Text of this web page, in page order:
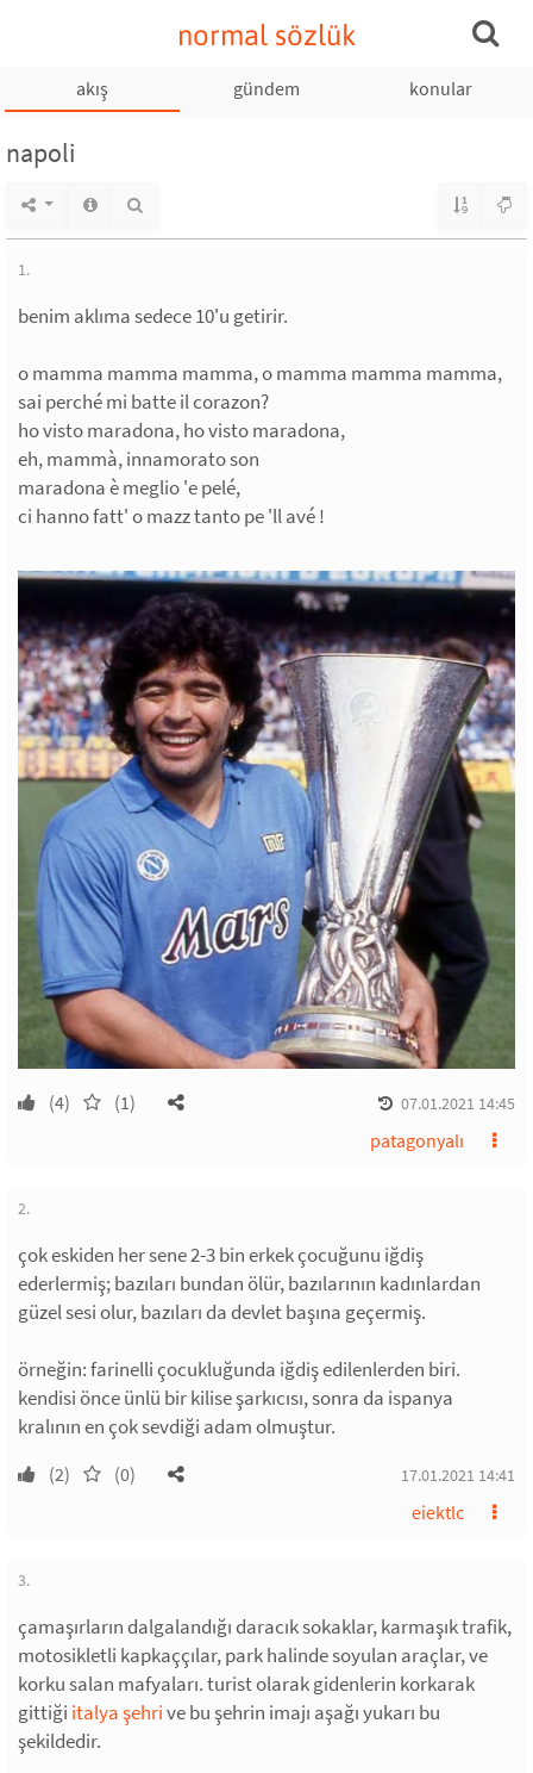
normal sözlük
akış gündem konular
napoli
1.
benim aklıma sedece 10'u getirir.
o mamma mamma mamma, o mamma mamma mamma,
sai perché mi batte il corazon?
ho visto maradona, ho visto maradona,
eh, mammà, innamorato son
maradona è meglio 'e pelé,
ci hanno fatt' o mazz tanto pe 'll avé !
(4) (1) 07.01.2021 14:45
patagonyalı
2.
çok eskiden her sene 2-3 bin erkek çocuğunu iğdiş
ederlermiş; bazıları bundan ölür, bazılarının kadınlardan
güzel sesi olur, bazıları da devlet başına geçermiş.
örneğin: farinelli çocukluğunda iğdiş edilenlerden biri.
kendisi önce ünlü bir kilise şarkıcısı, sonra da ispanya
kralının en çok sevdiği adam olmuştur.
(2) (0) 17.01.2021 14:41
eiektlc
3.
çamaşırların dalgalandığı daracık sokaklar, karmaşık trafik,
motosikletli kapkaççılar, park halinde soyulan araçlar, ve
korku salan mafyaları. turist olarak gidenlerin korkarak
gittiği italya şehrive bu şehrin imajı aşağı yukarı bu
şekildedir.